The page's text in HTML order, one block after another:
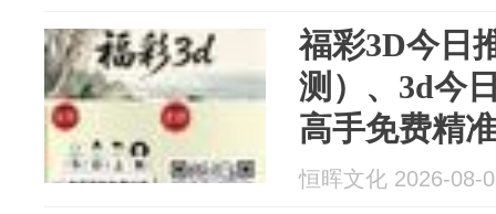
福彩3D今日
测）、3d今
高手免费精
稳预测
恒晖文化 2026-08-